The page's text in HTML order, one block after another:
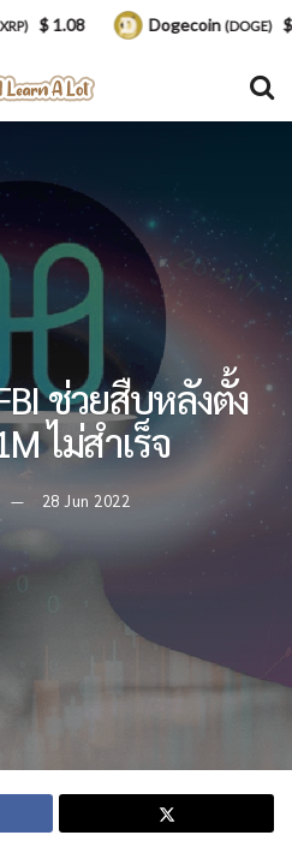
ช่วยสืบหลังตั้ง
ไม่สำเร็จ
28 Jun 2022
1.08 Dogecoin(DOGE) $